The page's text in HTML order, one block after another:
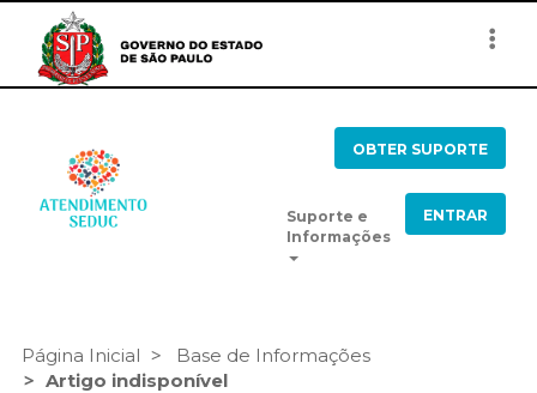
OBTER SUPORTE
Suporte e
Informações
ENTRAR
Página Inicial
Base de Informações
Artigo indisponível